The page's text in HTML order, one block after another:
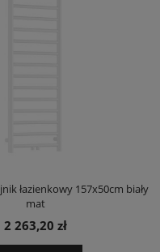
łazienkowy 157x50cm biały
mat
2 263,20 zł